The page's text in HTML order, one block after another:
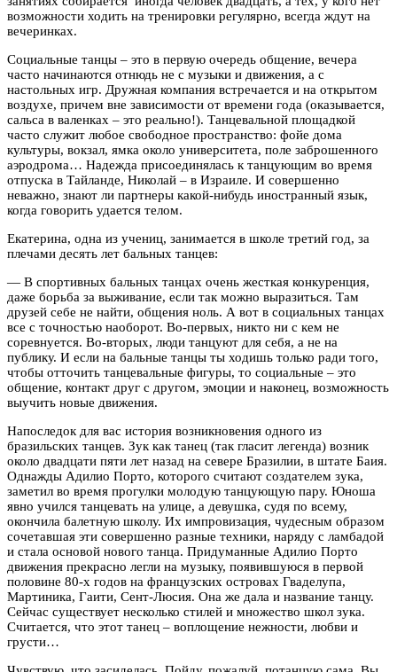
возможности ходить на тренировки регулярно, всегда ждут на
вечеринках.
Социальные танцы – это в первую очередь общение, вечера
часто начинаются отнюдь не с музыки и движения, а с
настольных игр. Дружная компания встречается и на открытом
воздухе, причем вне зависимости от времени года (оказывается,
сальса в валенках – это реально!). Танцевальной площадкой
часто служит любое свободное пространство: фойе дома
культуры, вокзал, ямка около университета, поле заброшенного
аэродрома… Надежда присоединялась к танцующим во время
отпуска в Тайланде, Николай – в Израиле. И совершенно
неважно, знают ли партнеры какой-нибудь иностранный язык,
когда говорить удается телом.
Екатерина, одна из учениц, занимается в школе третий год, за
плечами десять лет бальных танцев:
— В спортивных бальных танцах очень жесткая конкуренция,
даже борьба за выживание, если так можно выразиться. Там
друзей себе не найти, общения ноль. А вот в социальных танцах
все с точностью наоборот. Во-первых, никто ни с кем не
соревнуется. Во-вторых, люди танцуют для себя, а не на
публику. И если на бальные танцы ты ходишь только ради того,
чтобы отточить танцевальные фигуры, то социальные – это
общение, контакт друг с другом, эмоции и наконец, возможность
выучить новые движения.
Напоследок для вас история возникновения одного из
бразильских танцев. Зук как танец (так гласит легенда) возник
около двадцати пяти лет назад на севере Бразилии, в штате Баия.
Однажды Адилио Порто, которого считают создателем зука,
заметил во время прогулки молодую танцующую пару. Юноша
явно учился танцевать на улице, а девушка, судя по всему,
окончила балетную школу. Их импровизация, чудесным образом
сочетавшая эти совершенно разные техники, наряду с ламбадой
и стала основой нового танца. Придуманные Адилио Порто
движения прекрасно легли на музыку, появившуюся в первой
половине 80-х годов на французских островах Гваделупа,
Мартиника, Гаити, Сент-Люсия. Она же дала и название танцу.
Сейчас существует несколько стилей и множество школ зука.
Считается, что этот танец – воплощение нежности, любви и
грусти…